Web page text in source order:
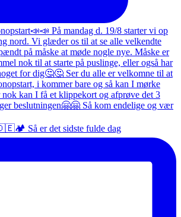
Så er det sidste fulde dag